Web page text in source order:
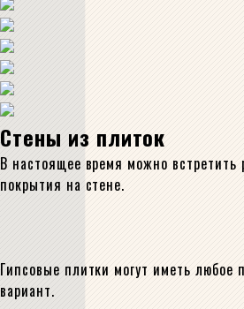
Стены из плиток
В настоящее время можно
покрытия на стене.
Гипсовые плитки могут иметь
вариант.